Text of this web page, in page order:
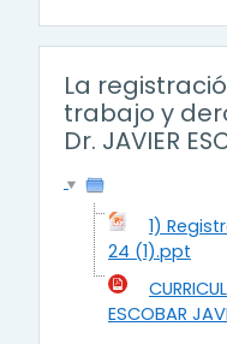
La
trabajo y
Dr. JAVIER
1)
24 (1).ppt
ESCOBAR